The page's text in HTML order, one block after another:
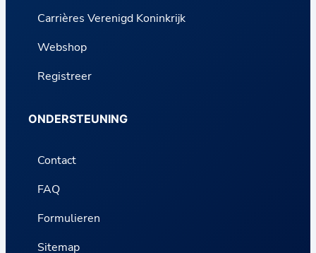
Carrières Verenigd Koninkrijk
Webshop
Registreer
ONDERSTEUNING
Contact
FAQ
Formulieren
Sitemap